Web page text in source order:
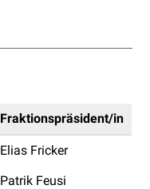
Fraktionspräsident/in
Elias Fricker
Patrik Feusi